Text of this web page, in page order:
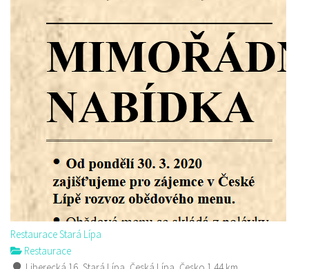
Restaurace Stará Lípa
Restaurace